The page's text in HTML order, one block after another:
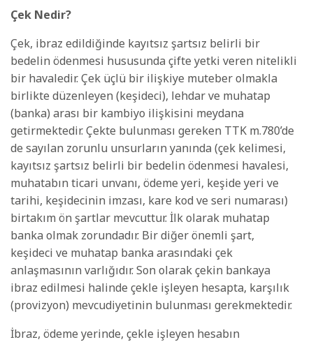
Çek Nedir?
Çek, ibraz edildiğinde kayıtsız şartsız belirli bir
bedelin ödenmesi hususunda çifte yetki veren nitelikli
bir havaledir. Çek üçlü bir ilişkiye muteber olmakla
birlikte düzenleyen (keşideci), lehdar ve muhatap
(banka) arası bir kambiyo ilişkisini meydana
getirmektedir. Çekte bulunması gereken TTK m.780’de
de sayılan zorunlu unsurların yanında (çek kelimesi,
kayıtsız şartsız belirli bir bedelin ödenmesi havalesi,
muhatabın ticari unvanı, ödeme yeri, keşide yeri ve
tarihi, keşidecinin imzası, kare kod ve seri numarası)
birtakım ön şartlar mevcuttur. İlk olarak muhatap
banka olmak zorundadır. Bir diğer önemli şart,
keşideci ve muhatap banka arasındaki çek
anlaşmasının varlığıdır. Son olarak çekin bankaya
ibraz edilmesi halinde çekle işleyen hesapta, karşılık
(provizyon) mevcudiyetinin bulunması gerekmektedir.
İbraz, ödeme yerinde, çekle işleyen hesabın